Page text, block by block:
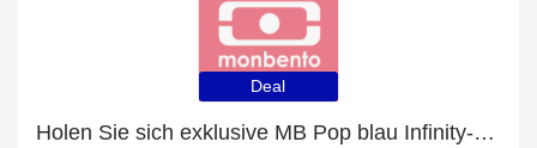
Deal
Holen Sie sich exklusive MB Pop blau Infinity-Angebote online: bis zu 13% Rabatt